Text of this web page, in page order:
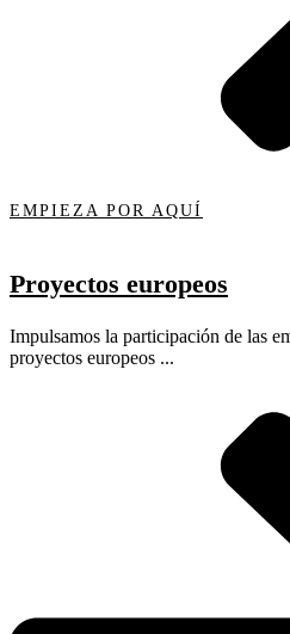
EMPIEZA POR AQUÍ
Proyectos europeos
Impulsamos la participación de las
proyectos europeos ...